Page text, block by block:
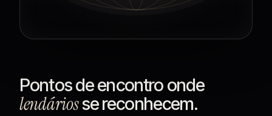
Pontos de encontro onde
lendáriosse reconhecem.